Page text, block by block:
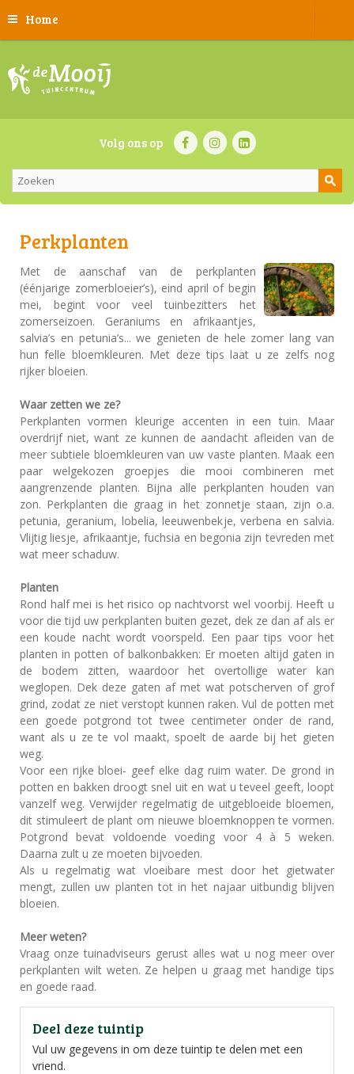
Home
Volg ons op
Perkplanten
Met de aanschaf van de perkplanten
(éénjarige zomerbloeier’s), eind april of begin
mei, begint voor veel tuinbezitters het
zomerseizoen. Geraniums en afrikaantjes,
salvia’s en petunia’s... we genieten de hele zomer lang van
hun felle bloemkleuren. Met deze tips laat u ze zelfs nog
rijker bloeien.
Waar zetten we ze?
Perkplanten vormen kleurige accenten in een tuin. Maar
overdrijf niet, want ze kunnen de aandacht afleiden van de
meer subtiele bloemkleuren van uw vaste planten. Maak een
paar welgekozen groepjes die mooi combineren met
aangrenzende planten. Bijna alle perkplanten houden van
zon. Perkplanten die graag in het zonnetje staan, zijn o.a.
petunia, geranium, lobelia, leeuwenbekje, verbena en salvia.
Vlijtig liesje, afrikaantje, fuchsia en begonia zijn tevreden met
wat meer schaduw.
Planten
Rond half mei is het risico op nachtvorst wel voorbij. Heeft u
voor die tijd uw perkplanten buiten gezet, dek ze dan af als er
een koude nacht wordt voorspeld. Een paar tips voor het
planten in potten of balkonbakken: Er moeten altijd gaten in
de bodem zitten, waardoor het overtollige water kan
weglopen. Dek deze gaten af met wat potscherven of grof
grind, zodat ze niet verstopt kunnen raken. Vul de potten met
een goede potgrond tot twee centimeter onder de rand,
want als u ze te vol maakt, spoelt de aarde bij het gieten
weg.
Voor een rijke bloei- geef elke dag ruim water. De grond in
potten en bakken droogt snel uit en wat u teveel geeft, loopt
vanzelf weg. Verwijder regelmatig de uitgebloeide bloemen,
dit stimuleert de plant om nieuwe bloemknoppen te vormen.
Potgrond bevat voldoende voeding voor 4 à 5 weken.
Daarna zult u ze moeten bijvoeden.
Als u regelmatig wat vloeibare mest door het gietwater
mengt, zullen uw planten tot in het najaar uitbundig blijven
bloeien.
Meer weten?
Vraag onze tuinadviseurs gerust alles wat u nog meer over
perkplanten wilt weten. Ze helpen u graag met handige tips
en goede raad.
Deel deze tuintip
Vul uw gegevens in om deze tuintip te delen met een
vriend.